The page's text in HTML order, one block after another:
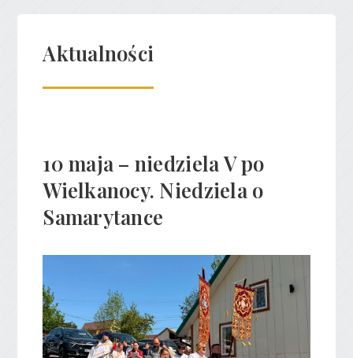
Aktualności
10 maja – niedziela V po
Wielkanocy. Niedziela o
Samarytance